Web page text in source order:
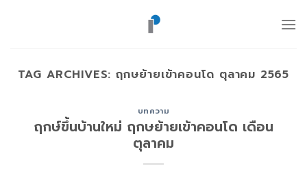
TAG ARCHIVES:ฤกษย้ายเข้าคอนโด ตุลาคม 2565
บทความ
ฤกษ์ขึ้นบ้านใหม่ ฤกษย้ายเข้าคอนโด เดือน
ตุลาคม